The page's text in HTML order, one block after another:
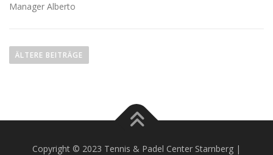
Manager Alberto
ÄLTERE BEITRÄGE
Copyright © 2023 Tennis & Padel Center Starnberg |